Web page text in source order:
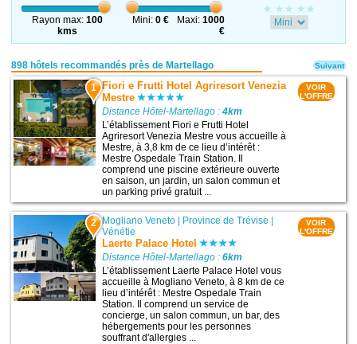
Rayon max:100
kms
Mini: 0 € Maxi:1000
€
898 hôtels recommandés près de Martellago
1 Fiori e Frutti Hotel Agriresort Venezia
Mestre
Distance Hôtel-Martellago :4km
L’établissement Fiori e Frutti Hotel
Agriresort Venezia Mestre vous accueille à
Mestre, à 3,8 km de ce lieu d’intérêt :
Mestre Ospedale Train Station. Il
comprend une piscine extérieure ouverte
en saison, un jardin, un salon commun et
un parking privé gratuit ...
VOIR
L'OFFRE
2 Mogliano Veneto Province de Trévise
Vénétie
Laerte Palace Hotel
Distance Hôtel-Martellago :6km
L’établissement Laerte Palace Hotel vous
accueille à Mogliano Veneto, à 8 km de ce
lieu d’intérêt : Mestre Ospedale Train
Station. Il comprend un service de
concierge, un salon commun, un bar, des
hébergements pour les personnes
souffrant d'allergies ...
VOIR
L'OFFRE
Suivant